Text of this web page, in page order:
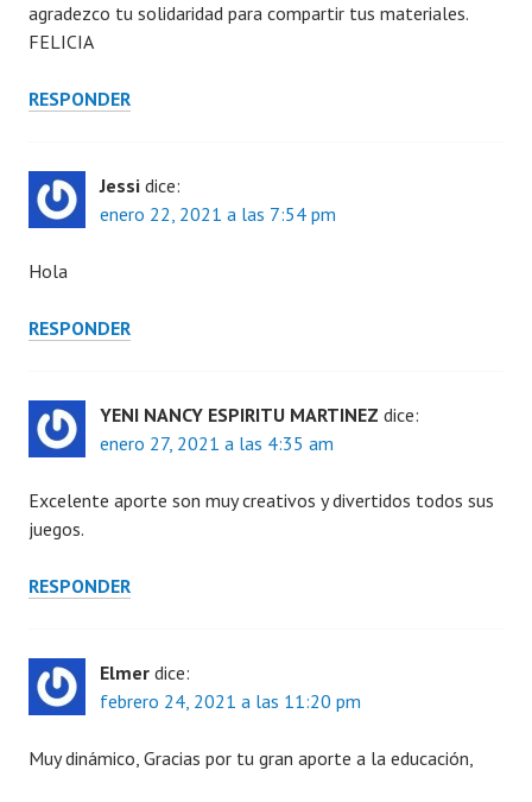
agradezco tu solidaridad para compartir tus materiales.
FELICIA
RESPONDER
Jessi dice:
enero 22, 2021 a las 7:54 pm
Hola
RESPONDER
YENI NANCY ESPIRITU MARTINEZ dice:
enero 27, 2021 a las 4:35 am
Excelente aporte son muy creativos y divertidos todos sus
juegos.
RESPONDER
Elmer dice:
febrero 24, 2021 a las 11:20 pm
Muy dinámico, Gracias por tu gran aporte a la educación,